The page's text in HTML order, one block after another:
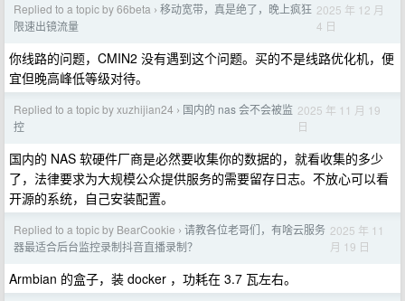
Replied to a topic by 66beta › 移动宽带，真是绝了，晚上疯狂
限速出镜流量
2025 年 12 月
4 日
你线路的问题，CMIN2 没有遇到这个问题。买的不是线路优化机，便
宜但晚高峰低等级对待。
Replied to a topic by xuzhijian24 › 国内的 nas 会不会被监
控
2025 年 11 月 19
日
国内的 NAS 软硬件厂商是必然要收集你的数据的，就看收集的多少
了，法律要求为大规模公众提供服务的需要留存日志。不放心可以看
开源的系统，自己安装配置。
Replied to a topic by BearCookie › 请教各位老哥们，有啥云服务
器最适合后台监控录制抖音直播录制？
2025 年 11
月 19 日
Armbian 的盒子，装 docker ，功耗在 3.7 瓦左右。